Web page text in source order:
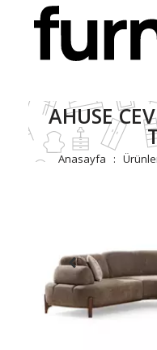
AHUSE
Anasayfa